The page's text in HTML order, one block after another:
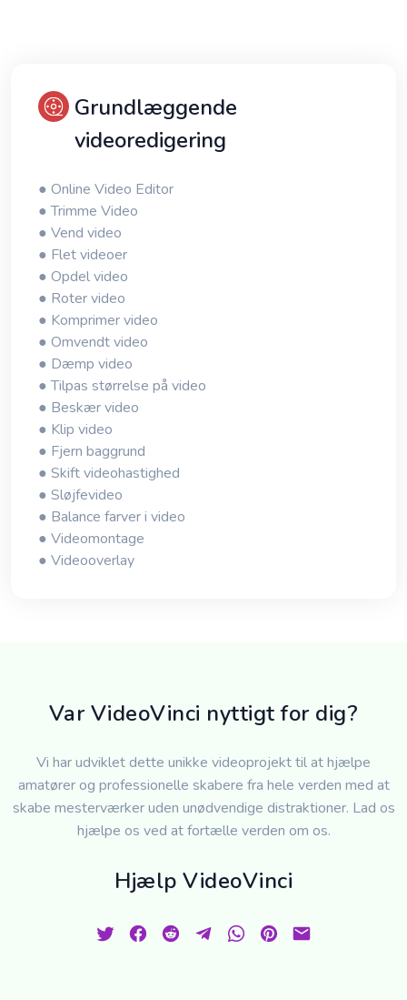
Grundlæggende
videoredigering
● Online Video Editor
● Trimme Video
● Vend video
● Flet videoer
● Opdel video
● Roter video
● Komprimer video
● Omvendt video
● Dæmp video
● Tilpas størrelse på video
● Beskær video
● Klip video
● Fjern baggrund
● Skift videohastighed
● Sløjfevideo
● Balance farver i video
● Videomontage
● Videooverlay
Var VideoVinci nyttigt for dig?
Vi har udviklet dette unikke videoprojekt til at hjælpe
amatører og professionelle skabere fra hele verden med at
skabe mesterværker uden unødvendige distraktioner. Lad os
hjælpe os ved at fortælle verden om os.
Hjælp VideoVinci